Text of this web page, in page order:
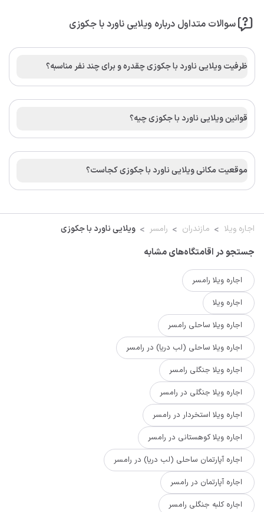
سوالات متداول درباره ویلایی ناورد با جکوزی
ظرفیت ویلایی ناورد با جکوزی چقدره و برای چند نفر مناسبه؟
قوانین ویلایی ناورد با جکوزی چیه؟
موقعیت مکانی ویلایی ناورد با جکوزی کجاست؟
اجاره ویلا مازندران رامسر ویلایی ناورد با جکوزی
جستجو در اقامتگاه‌های مشابه
اجاره ویلا رامسر
اجاره ویلا
اجاره ویلا ساحلی رامسر
اجاره ویلا ساحلی (لب دریا) در رامسر
اجاره ویلا جنگلی رامسر
اجاره ویلا جنگلی در رامسر
اجاره ویلا استخردار در رامسر
اجاره ویلا کوهستانی در رامسر
اجاره آپارتمان ساحلی (لب دریا) در رامسر
اجاره آپارتمان در رامسر
اجاره کلبه جنگلی رامسر